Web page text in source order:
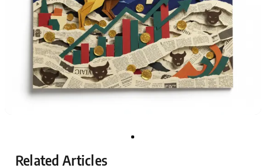
Related Articles